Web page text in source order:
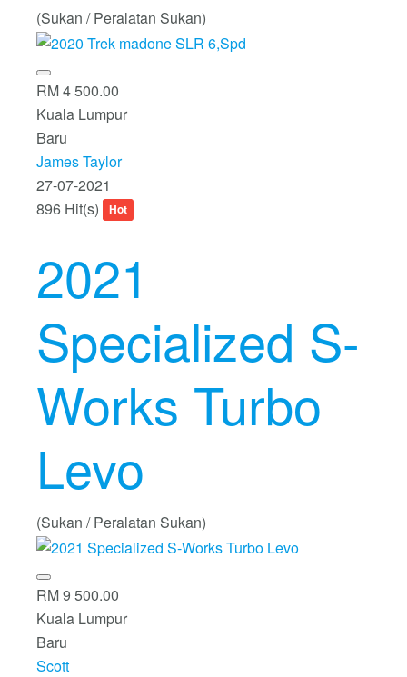
(Sukan / Peralatan Sukan)
RM 4 500.00
Kuala Lumpur
Baru
James Taylor
27-07-2021
896 Hit(s)
Hot
2021
Specialized S-
Works Turbo
Levo
(Sukan / Peralatan Sukan)
RM 9 500.00
Kuala Lumpur
Baru
Scott